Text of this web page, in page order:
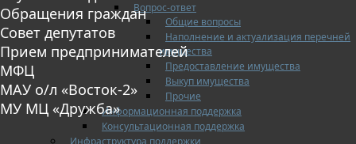
Вопрос-ответ
Общие вопросы
Наполнение и актуализация перечней
имущества
Предоставление имущества
Выкуп имущества
Прочие
Информационная поддержка
Консультационная поддержка
Инфраструктура поддержки
Обращения граждан
Совет депутатов
Прием предпринимателей
МФЦ
МАУ о/л «Восток-2»
МУ МЦ «Дружба»